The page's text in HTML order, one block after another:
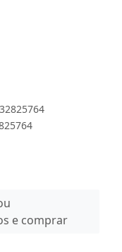
e comprar